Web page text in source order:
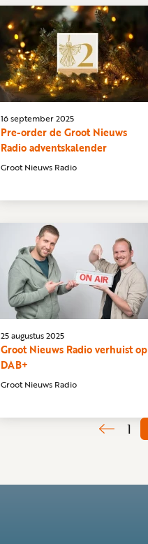
Groot Nieuws Radio
Pre-order de Groot Nieuws
Radio adventskalender
16 september 2025
Groot Nieuws Radio
Groot Nieuws Radio verhuist op
DAB+
25 augustus 2025
1